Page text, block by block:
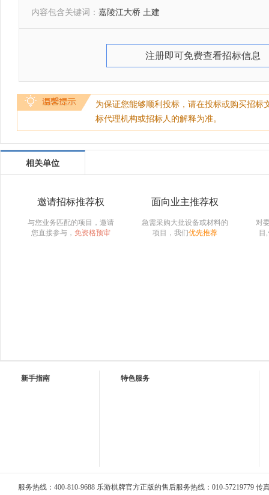
内容包含关键词： 嘉陵江大桥 土建
注册即可免费查看招标信息
为保证您能够顺利投标，请在投标或购买招
标代理机构或招标人的解释为准。
相关单位
邀请招标推荐权
与您业务匹配的项目，邀请
您直接参与， 免资格预审
面向业主推荐权
急需采购大批设备或材料的
项目，我们优先推荐
对
目
新手指南 特色服务
服务热线：400-810-9688 乐游棋牌官方正版的售后服务热线：010-57219779 传